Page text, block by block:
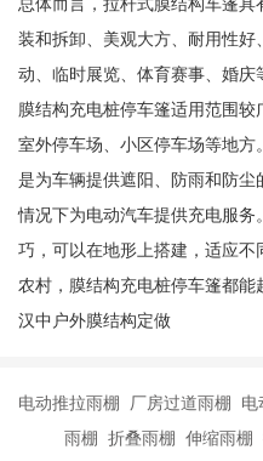
装和拆卸、美观大方、耐用性
动、临时展览、体育赛事、婚庆
膜结构充电桩停车篷适用范围较
室外停车场、小区停车场等地
是为车辆提供遮阳、防雨和防
情况下为电动汽车提供充电服
巧，可以在地形上搭建，适应
农村，膜结构充电桩停车篷都能
汉中户外膜结构定做
电动推拉雨棚 厂房过道雨棚
雨棚 折叠雨棚 伸缩雨棚